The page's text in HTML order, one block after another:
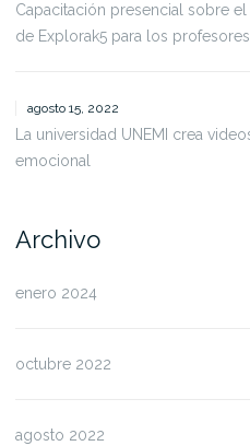
Capacitación presencial sobre
de Explorak5 para los
agosto 15, 2022
La universidad UNEMI crea
emocional
Archivo
enero 2024
octubre 2022
agosto 2022